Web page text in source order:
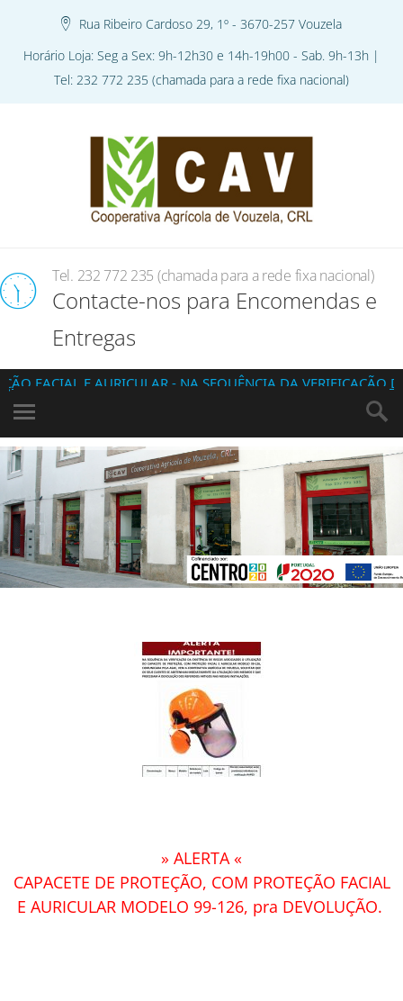
Rua Ribeiro Cardoso 29, 1º - 3670-257 Vouzela
Horário Loja: Seg a Sex: 9h-12h30 e 14h-19h00 - Sab. 9h-13h |
Tel: 232 772 235 (chamada para a rede fixa nacional)
Tel. 232 772 235 (chamada para a rede fixa nacional)
Contacte-nos para Encomendas e
Entregas
E AURICULAR - NA SEQUÊNCIA DA VERIFICAÇÃO DA
» ALERTA «
CAPACETE DE PROTEÇÃO, COM PROTEÇÃO FACIAL
E AURICULAR MODELO 99-126, pra DEVOLUÇÃO.